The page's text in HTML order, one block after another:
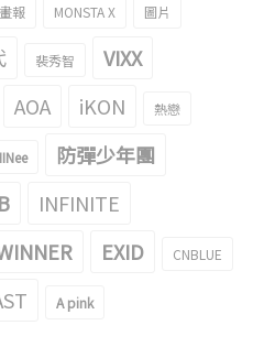
畫報 MONSTA X 圖片
裴秀智 VIXX
AOA iKON 熱戀
防彈少年團
INFINITE
EXID CNBLUE
A pink